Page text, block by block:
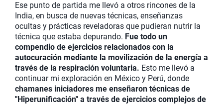
Ese punto de partida me llevó a otros rincones de la
India, en busca de nuevas técnicas, enseñanzas
ocultas y prácticas reveladoras que pudieran nutrir la
técnica que estaba depurando. Fue todo un
compendio de ejercicios relacionados con la
autocuración mediante la movilización de la energía a
través de la respiración voluntaria. Esto me llevó a
continuar mi exploración en México y Perú, donde
chamanes iniciadores me enseñaron técnicas de
"Hiperunificación" a través de ejercicios complejos de